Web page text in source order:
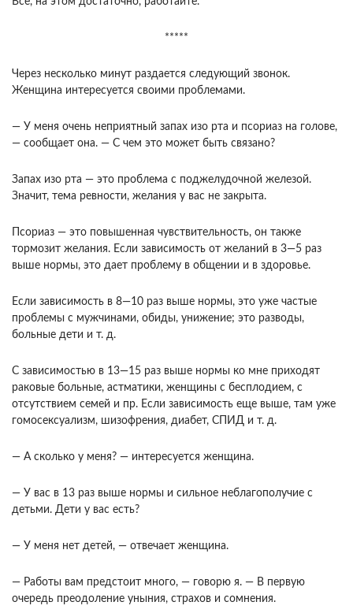
*****
Через несколько минут раздается следующий звонок.
Женщина интересуется своими пробле­мами.
— У меня очень неприятный запах изо рта и псориаз на голове,
— сообщает она. — С чем это может быть связано?
Запах изо рта — это проблема с поджелу­дочной железой.
Значит, тема ревности, желания у вас не закрыта.
Псориаз — это повышенная чув­ствительность, он также
тормозит желания. Если зависимость от желаний в 3—5 раз
выше нормы, это дает проблему в общении и в здоровье.
Если зависимость в 8—10 раз выше нормы, это уже час­тые
проблемы с мужчинами, обиды, унижение; это разводы,
больные дети и т. д.
С зависимостью в 13—15 раз выше нормы ко мне приходят
рако­вые больные, астматики, женщины с бесплодием, с
отсутствием семей и пр. Если зависимость еще выше, там уже
гомосексуализм, шизофрения, диа­бет, СПИД и т. д.
— А сколько у меня? — интересуется женщина.
— У вас в 13 раз выше нормы и сильное небла­гополучие с
детьми. Дети у вас есть?
— У меня нет детей, — отвечает женщина.
— Работы вам предстоит много, — говорю я. — В первую
очередь преодоление уныния, страхов и сомнения.